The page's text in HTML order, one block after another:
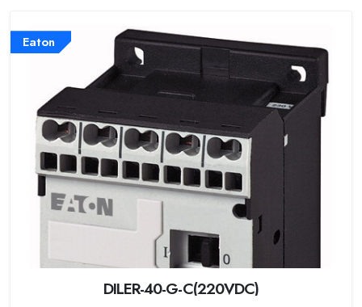
Eaton
DILER-40-G-C(220VDC)